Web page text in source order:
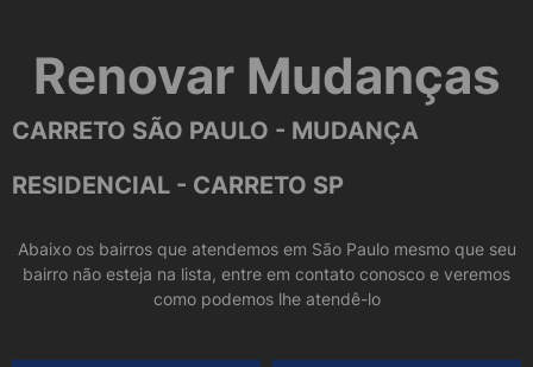
Renovar Mudanças
CARRETO SÃO PAULO - MUDANÇA
RESIDENCIAL - CARRETO SP
Abaixo os bairros que atendemos em São Paulo mesmo que seu
bairro não esteja na lista, entre em contato conosco e veremos
como podemos lhe atendê-lo